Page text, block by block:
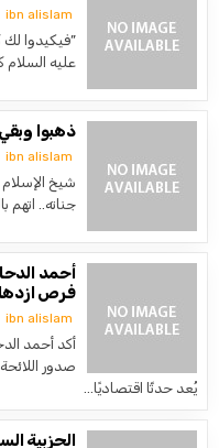
ibn alislam
‏”فيكيدوا
عليه
ذهبوا
ibn alislam
‏شيخ
جناته..
أحمد
فرص
ibn alislam
أكد أحمد
صدور اللائحة
يُعد حدثًا اقتصاديًا…
الحزبية